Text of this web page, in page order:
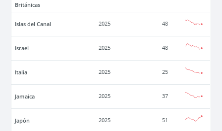
Británicas
Islas del Canal 2025 48
Israel 2025 48
Italia 2025 25
Jamaica 2025 37
Japón 2025 51